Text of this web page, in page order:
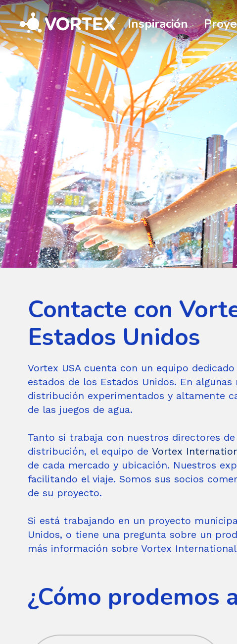
Vortex Inspiración
Contacte con
Estados Unidos
Vortex USA cuenta con un equipo
estados de los Estados Unidos. En
distribución experimentados y altamente
de las juegos de agua.
Tanto si trabaja con nuestros directores
distribución, el equipo de Vortex
de cada mercado y ubicación. Nuestros
facilitando el viaje. Somos sus socios
de su proyecto.
Si está trabajando en un proyecto
Unidos, o tiene una pregunta sobre un
más información sobre Vortex
¿Cómo prodemos